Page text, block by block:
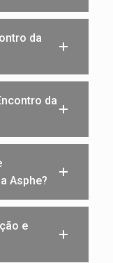
da
da
Asphe?
e